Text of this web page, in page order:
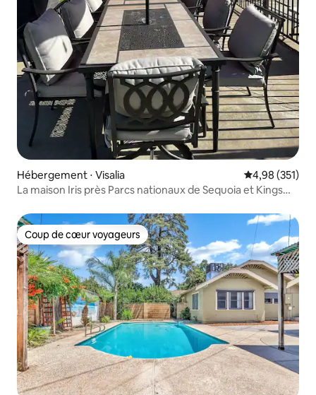
Hébergement ⋅ Visalia Évaluation
4,98 (351)
La maison Iris près Parcs nationaux de Sequoia et Kings
Coup de cœur voyageurs
Coup de cœur voyageurs